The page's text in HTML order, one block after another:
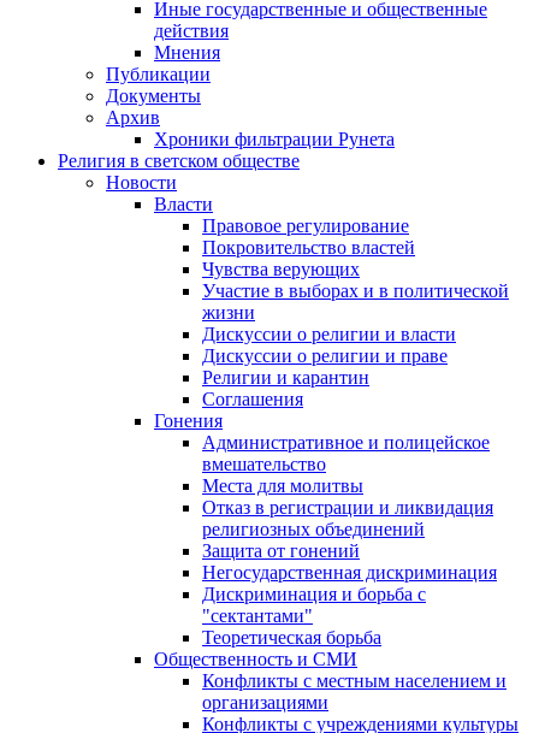
Иные государственные и общественные
действия
Мнения
Публикации
Документы
Архив
Хроники фильтрации Рунета
Религия в светском обществе
Новости
Власти
Правовое регулирование
Покровительство властей
Чувства верующих
Участие в выборах и в политической
жизни
Дискуссии о религии и власти
Дискуссии о религии и праве
Религии и карантин
Соглашения
Гонения
Административное и полицейское
вмешательство
Места для молитвы
Отказ в регистрации и ликвидация
религиозных объединений
Защита от гонений
Негосударственная дискриминация
Дискриминация и борьба с
"сектантами"
Теоретическая борьба
Общественность и СМИ
Конфликты с местным населением и
организациями
Конфликты с учреждениями культуры